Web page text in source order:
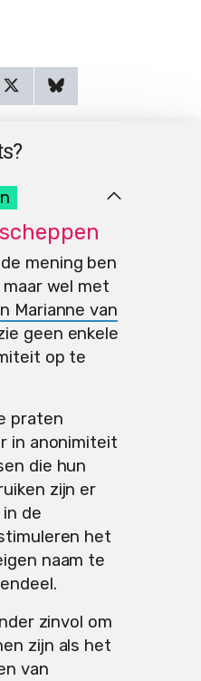
mening ben
wel met
Marianne van
geen enkele
op te
praten
in anonimiteit
die hun
zijn er
de
het
naam te
zinvol om
zijn als het
van